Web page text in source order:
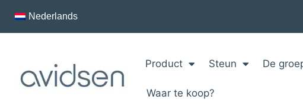
Nederlands
Product Steun De
Waar te koop?